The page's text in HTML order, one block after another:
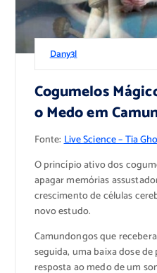
Dany3l
Cogumelos
o Medo em
Fonte:Live Science – Tia
O princípio ativo dos
apagar memórias
crescimento de células
novo estudo.
Camundongos que
seguida, uma baixa dose
resposta ao medo de um